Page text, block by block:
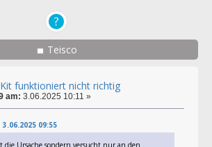
Teisco
funktioniert nicht richtig
am: 3.06.2025 10:11 »
09:55